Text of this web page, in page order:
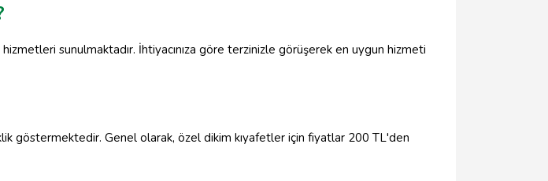
sunulmaktadır. İhtiyacınıza göre terzinizle görüşerek en uygun hizmeti
göstermektedir. Genel olarak, özel dikim kıyafetler için fiyatlar 200 TL'den